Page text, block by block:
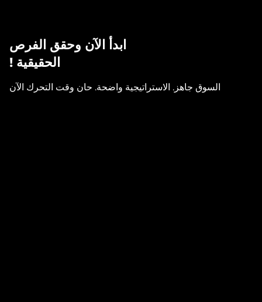
السوق جاهز. الاستراتيجية واضحة. حان وقت التحرك الآن